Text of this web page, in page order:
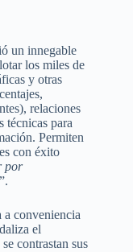
un innegable
los miles de
y otras
relaciones
técnicas para
Permiten
con éxito
por
”.
a conveniencia
el
contrastan sus